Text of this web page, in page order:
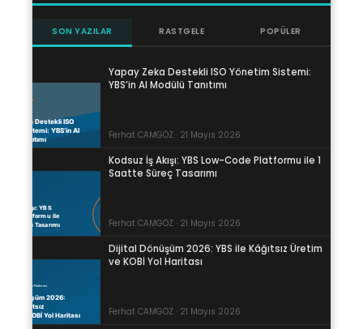
SON YAZILAR RASTGELE POPÜLER
Yapay Zeka Destekli ISO Yönetim Sistemi:
YBS’in AI Modülü Tanıtımı
Ferhat CAMGÖZ · 21 Mayıs 2026
Kodsuz İş Akışı: YBS Low-Code Platformu ile 1
Saatte Süreç Tasarımı
Ferhat CAMGÖZ · 21 Mayıs 2026
Dijital Dönüşüm 2026: YBS ile Kâğıtsız Üretim
ve KOBİ Yol Haritası
Ferhat CAMGÖZ · 21 Mayıs 2026